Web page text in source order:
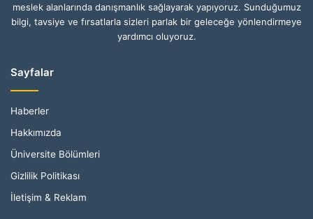
meslek alanlarında danışmanlık sağlayarak yapıyoruz. Sunduğumuz
bilgi, tavsiye ve fırsatlarla sizleri parlak bir geleceğe yönlendirmeye
yardımcı oluyoruz.
Sayfalar
Haberler
Hakkımızda
Üniversite Bölümleri
Gizlilik Politikası
İletişim & Reklam